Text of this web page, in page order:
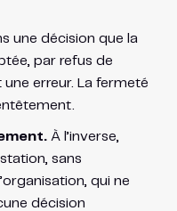
une décision que la
par refus de
erreur. La fermeté
À l’inverse,
sans
qui ne
décision